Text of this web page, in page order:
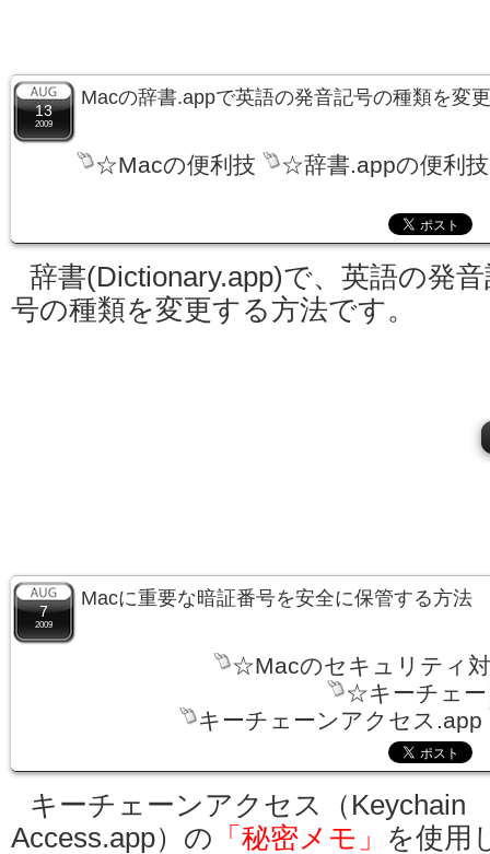
13
2009
Macの辞書.appで英語の発音記号の種類を変
☆Macの便利技 ☆辞書.appの便利技
辞書(Dictionary.app)で、英語の発
号の種類を変更する方法です。
7
2009
Macに重要な暗証番号を安全に保管する方法
☆Macのセキュリティ
☆キーチェー
キーチェーンアクセス.app
キーチェーンアクセス（Keychain
Access.app）の 「秘密メモ」
を使用